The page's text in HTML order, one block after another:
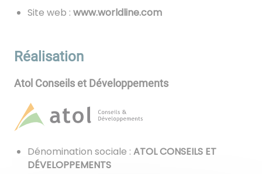
Site web : www.worldline.com
Réalisation
Atol Conseils et Développements
Dénomination sociale :ATOL CONSEILS ET
DÉVELOPPEMENTS